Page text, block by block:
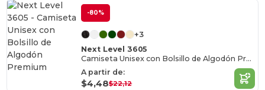
-80%
+3
Next Level 3605
Camiseta Unisex con Bolsillo de Algodón Premium
A partir de:
$4,48$22,12